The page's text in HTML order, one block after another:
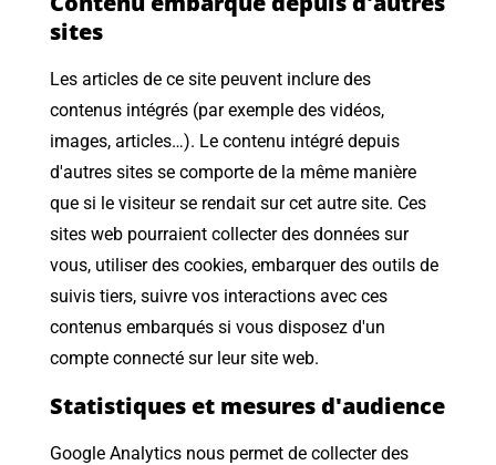
sites
Les articles de ce site peuvent inclure des
contenus intégrés (par exemple des vidéos,
images, articles…). Le contenu intégré depuis
d'autres sites se comporte de la même manière
que si le visiteur se rendait sur cet autre site. Ces
sites web pourraient collecter des données sur
vous, utiliser des cookies, embarquer des outils de
suivis tiers, suivre vos interactions avec ces
contenus embarqués si vous disposez d'un
compte connecté sur leur site web.
Statistiques et mesures d'audience
Google Analytics nous permet de collecter des